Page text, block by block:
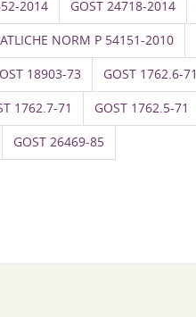
2014 GOST 24718-2014
NORM P 54151-2010
18903-73 GOST 1762.6-71
1762.7-71 GOST 1762.5-71
GOST 26469-85